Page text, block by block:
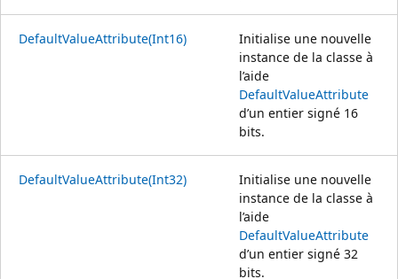
DefaultValueAttribute(Int16)
Initialise une nouvelle
instance de la classe à
l’aide
DefaultValueAttribute
d’un entier signé 16
bits.
DefaultValueAttribute(Int32)
Initialise une nouvelle
instance de la classe à
l’aide
DefaultValueAttribute
d’un entier signé 32
bits.